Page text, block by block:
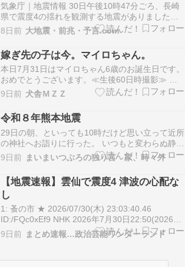
気象庁｜地震情報 30日午後10時47分ごろ、長崎
県で震度4の揺れを観測する地震がありました。
この地震による津波の心配はありません。 震度4
の揺れを観測したのは、長崎県雲仙市です。 【地
震情報】長崎 雲仙で震度4 津波の心配なし | NHK
ニュース | 令和8年熊本地震、地震、…
8日前 大地震・前兆・予言.com
嫁ぎ先の子は今。マイロちゃん。
本日7月31日はマイロちゃん6歳のお誕生日です。
おめでとうございます。≪生後60日時撮影≫ 熊
本市内在住。マイロちゃん。地震のあった熊本県
であった為、28日にご連絡いたしました。被害は
無く、ご無事との連絡がありました。元気にお利
口さんに成長中との事。2枚目の写真は、地震当
日寝れ…
9日前 犬舎ＭＺＺ
令和８年熊本地震
29日の朝、といっても10時だけど思い立って近所
の神社へお詣りに行った。 いつもと変わらぬ静か
な神社で手を合わせて帰宅した。神社ではいつも
何もお願いごとはしないけど昨日だけは、「日本
をお護りください」と祈った。 ２８日の夕方、お
湯を沸かしていた時アラームが鳴り地震速報が聞
こえて…
9日前 まいまいつぶろの独り言 家、時々外
【地震速報】雲仙で震度4 津波の心配な
し
1: 蚤の市 ★ 2026/07/30(木) 23:03:40.46
ID:/FQc0xEf9 NHK 2026年7月30日22:50(2026年
7月30日22:54更新) https://news.web.nhk/ne […]
The post 【地震速報】雲仙で震度4 津波の…
9日前 まとめ速報…政治芸能ワンダーランド